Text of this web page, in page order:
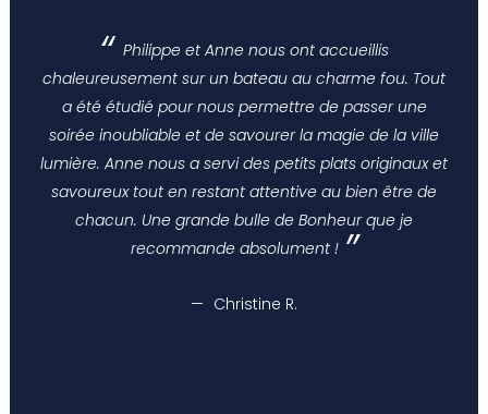
Philippe et Anne nous ont accueillis
chaleureusement sur un bateau au charme fou. Tout
a été étudié pour nous permettre de passer une
soirée inoubliable et de savourer la magie de la ville
lumière. Anne nous a servi des petits plats originaux et
savoureux tout en restant attentive au bien être de
chacun. Une grande bulle de Bonheur que je
recommande absolument !
Christine R.